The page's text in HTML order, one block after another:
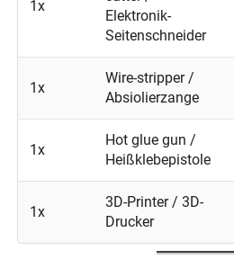
1x
Elektronik-
Seitenschneider
1x
Wire-stripper /
Absiolierzange
1x
Hot glue gun /
Heißklebepistole
1x
3D-Printer / 3D-
Drucker